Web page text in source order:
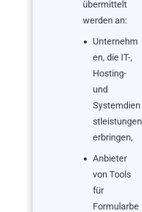
übermittelt
werden an:
Unternehm
en, die IT-,
Hosting-
und
Systemdien
stleistungen
erbringen,
Anbieter
von Tools
für
Formularbe